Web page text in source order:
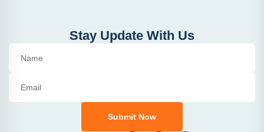
Stay Update With Us
Submit Now